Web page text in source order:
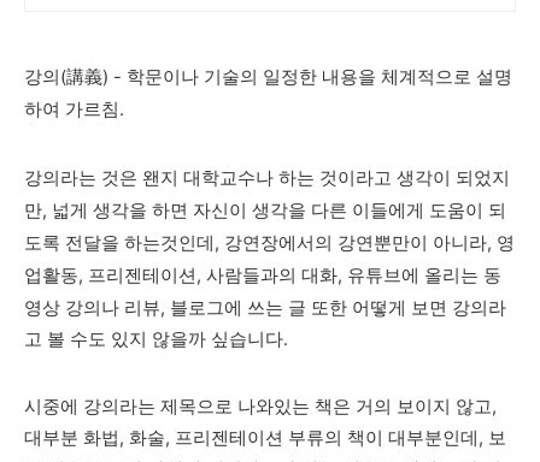
강의(講義) - 학문이나 기술의 일정한 내용을 체계적으로 설명
하여 가르침.
강의라는 것은 왠지 대학교수나 하는 것이라고 생각이 되었지
만, 넓게 생각을 하면 자신이 생각을 다른 이들에게 도움이 되
도록 전달을 하는것인데, 강연장에서의 강연뿐만이 아니라, 영
업활동, 프리젠테이션, 사람들과의 대화, 유튜브에 올리는 동
영상 강의나 리뷰, 블로그에 쓰는 글 또한 어떻게 보면 강의라
고 볼 수도 있지 않을까 싶습니다.
시중에 강의라는 제목으로 나와있는 책은 거의 보이지 않고,
대부분 화법, 화술, 프리젠테이션 부류의 책이 대부분인데, 보